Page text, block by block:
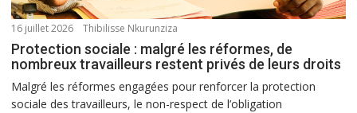
16 juillet 2026 Thibilisse Nkurunziza
Protection sociale : malgré les réformes, de
nombreux travailleurs restent privés de leurs droits
Malgré les réformes engagées pour renforcer la protection
sociale des travailleurs, le non-respect de l’obligation